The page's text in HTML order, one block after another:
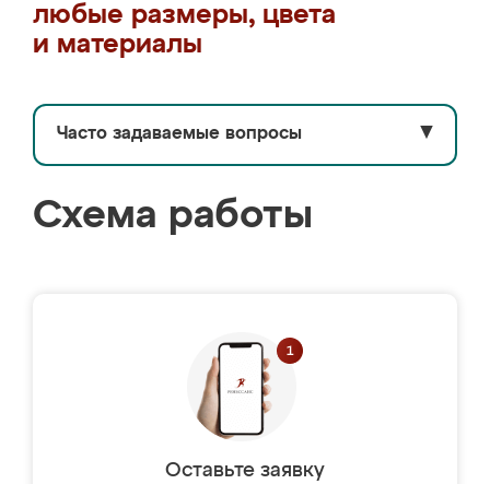
любые размеры, цвета
и материалы
Часто задаваемые вопросы ▼
Схема работы
Оставьте заявку